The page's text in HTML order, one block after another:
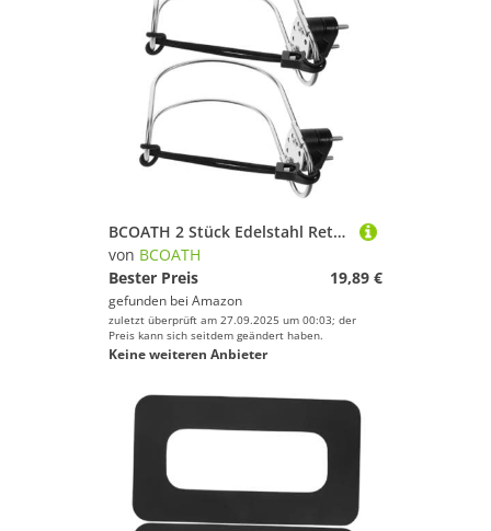
BCOATH 2 Stück Edelstahl Rettungsringhalter Kompatibel für Yachten und Boote Stilvolles Design Schnelle Zugänglichkeit Sicherheitsausrüstung Langlebig und Rostfrei
von BCOATH
Bester Preis
19,89 €
gefunden bei Amazon
zuletzt überprüft am 27.09.2025 um 00:03; der
Preis kann sich seitdem geändert haben.
Keine weiteren Anbieter